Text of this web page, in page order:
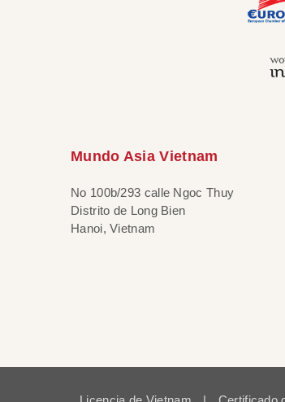
Mundo Asia Vietnam
No 100b/293 calle Ngoc Thuy
Distrito de Long Bien
Hanoi, Vietnam